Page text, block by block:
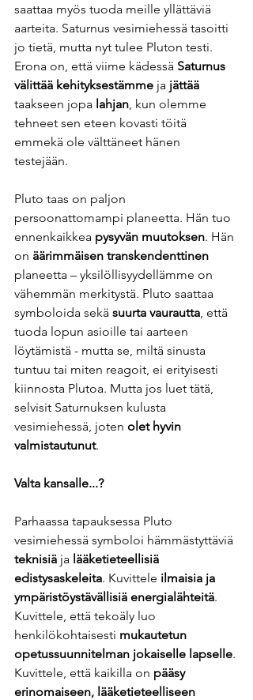
saattaa myös tuoda meille yllättäviä
aarteita. Saturnus vesimiehessä tasoitti
jo tietä, mutta nyt tulee Pluton testi.
Erona on, että viime kädessä Saturnus
välittää kehityksestämme ja jättää
taakseen jopa lahjan, kun olemme
tehneet sen eteen kovasti töitä
emmekä ole välttäneet hänen
testejään.
Pluto taas on paljon
persoonattomampi planeetta. Hän tuo
ennenkaikkea pysyvän muutoksen. Hän
on äärimmäisen transkendenttinen
planeetta – yksilöllisyydellämme on
vähemmän merkitystä. Pluto saattaa
symboloida sekä suurta vaurautta, että
tuoda lopun asioille tai aarteen
löytämistä - mutta se, miltä sinusta
tuntuu tai miten reagoit, ei erityisesti
kiinnosta Plutoa. Mutta jos luet tätä,
selvisit Saturnuksen kulusta
vesimiehessä, joten olet hyvin
valmistautunut.
Valta kansalle...?
Parhaassa tapauksessa Pluto
vesimiehessä symboloi hämmästyttäviä
teknisiä ja lääketieteellisiä
edistysaskeleita. Kuvittele ilmaisia ​​ja
ympäristöystävällisiä energialähteitä.
Kuvittele, että tekoäly luo
henkilökohtaisesti mukautetun
opetussuunnitelman jokaiselle lapselle.
Kuvittele, että kaikilla on pääsy
erinomaiseen, lääketieteelliseen